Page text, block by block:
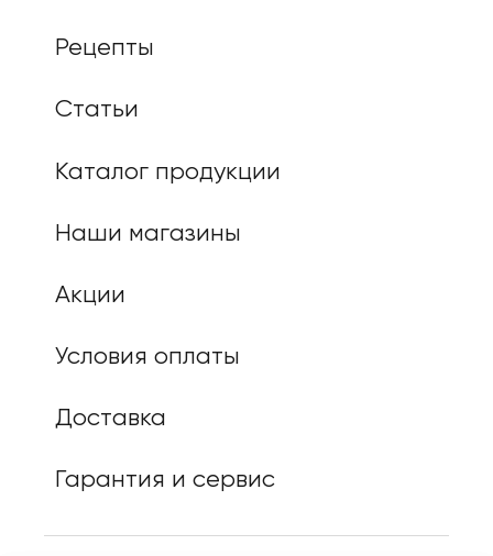
Рецепты
Статьи
Каталог продукции
Наши магазины
Акции
Условия оплаты
Доставка
Гарантия и сервис